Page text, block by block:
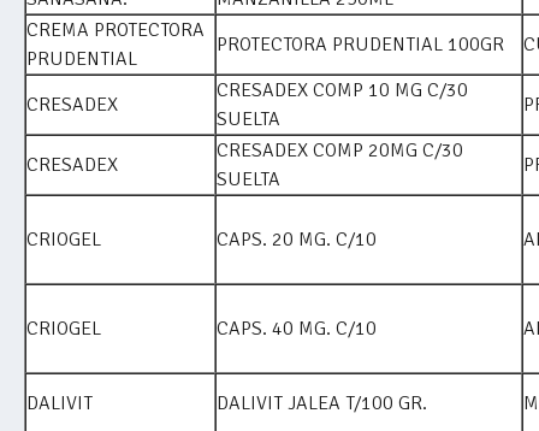
CREMA PROTECTORA
PRUDENTIAL
PROTECTORA PRUDENTIAL 100GR
CRESADEX
CRESADEX COMP 10 MG C/30
SUELTA
CRESADEX
CRESADEX COMP 20MG C/30
SUELTA
CRIOGEL CAPS. 20 MG. C/10
CRIOGEL CAPS. 40 MG. C/10
DALIVIT DALIVIT JALEA T/100 GR.